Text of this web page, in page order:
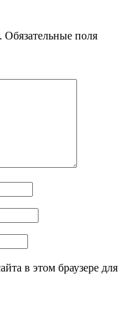
Обязательные поля
в этом браузере для